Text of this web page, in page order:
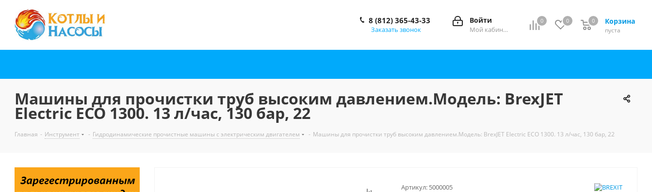
0 0 Корзина
0
пуста
0
Войти
Мой кабинет
8 (812) 365-43-33
Заказать звонок
Машины для прочистки труб высоким давлением.Модель: BrexJET
Electric ECO 1300. 13 л/час, 130 бар, 22
Главная - Инструмент - Гидродинамические прочистные машины с электрическим двигателем - Машины для прочистки труб высоким давлением.Модель: BrexJET Electric ECO 1300. 13 л/час, 130 бар, 22
Артикул: 5000005